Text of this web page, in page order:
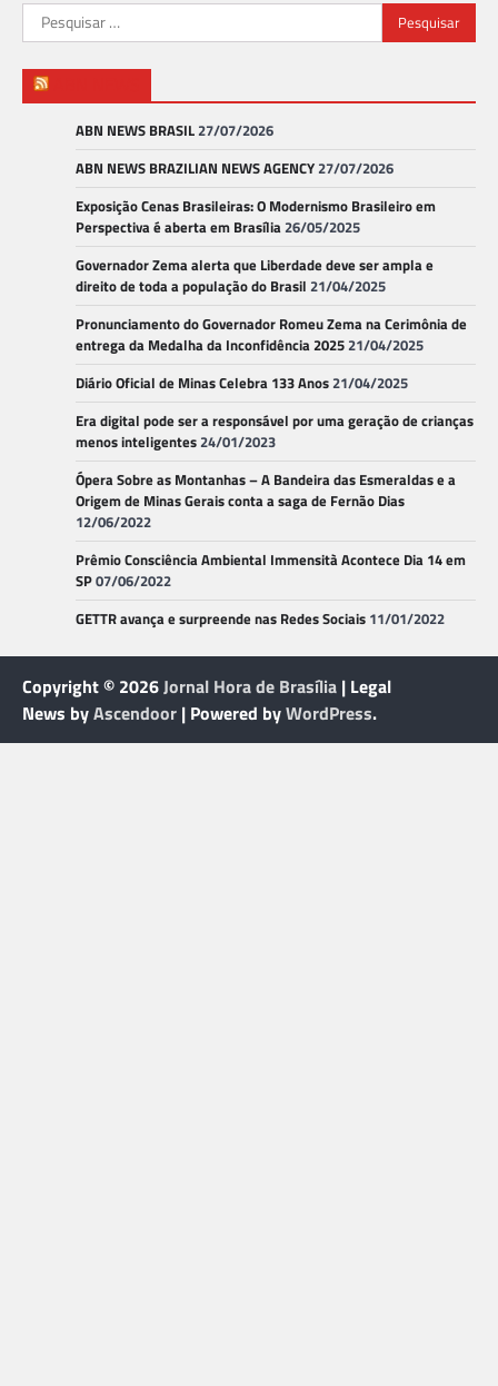
Pesquisar
por:
ABN NEWS BRASIL27/07/2026
ABN NEWS BRAZILIAN NEWS AGENCY27/07/2026
Exposição Cenas Brasileiras: O Modernismo Brasileiro em
Perspectiva é aberta em Brasília26/05/2025
Governador Zema alerta que Liberdade deve ser ampla e
direito de toda a população do Brasil 21/04/2025
Pronunciamento do Governador Romeu Zema na Cerimônia de
entrega da Medalha da Inconfidência 202521/04/2025
Diário Oficial de Minas Celebra 133 Anos21/04/2025
Era digital pode ser a responsável por uma geração de crianças
menos inteligentes24/01/2023
Ópera Sobre as Montanhas – A Bandeira das Esmeraldas e a
Origem de Minas Gerais conta a saga de Fernão Dias
12/06/2022
Prêmio Consciência Ambiental Immensità Acontece Dia 14 em
SP07/06/2022
GETTR avança e surpreende nas Redes Sociais 11/01/2022
Copyright © 2026Jornal Hora de Brasília | Legal
News byAscendoor | Powered byWordPress.